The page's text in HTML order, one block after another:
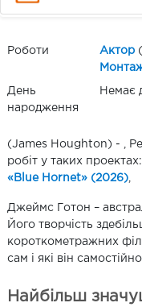
Роботи Актор
День
народження
Немає
(James Houghton) - ,
робіт у таких проектах:
«Blue Hornet» (2026)
Джеймс Готон –
Його творчість
короткометражних
сам і які він
Найбільш